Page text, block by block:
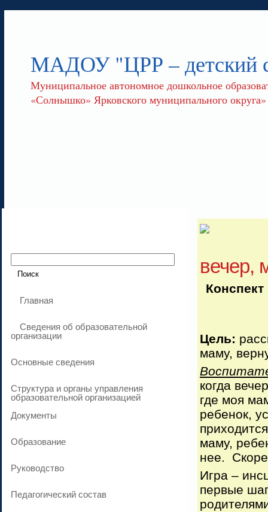
МАДОУ "ЦРР –
Муниципальное автономное дошкольное
«Солнышко» Ярковского муниципального округа»
Главная
Сведения об образовательной
организации
Основные сведения
Структура и органы управления
образовательной организацией
Документы
Образование
Руководство
Педагогический состав
вечер,
Цель:
маму,
когда
где моя
ребенок,
маму,
нее.
Игра –
первые